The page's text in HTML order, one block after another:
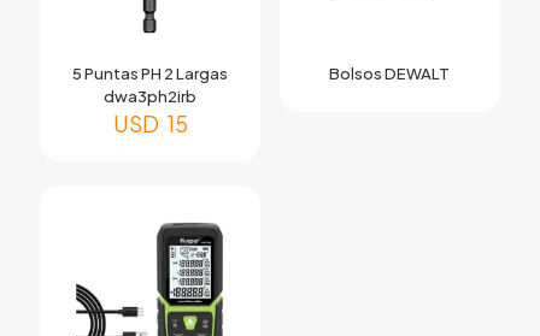
5 Puntas PH 2 Largas
dwa3ph2irb
USD 15
Bolsos DEWALT